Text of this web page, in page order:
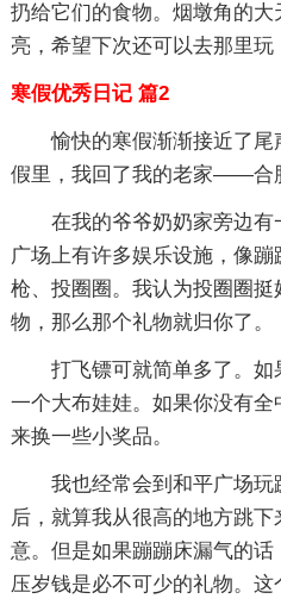
扔给它们的食物。烟墩角的
亮，希望下次还可以去那里玩
寒假优秀日记 篇2
愉快的寒假渐渐接近了
假里，我回了我的老家——合
在我的爷爷奶奶家旁边有
广场上有许多娱乐设施，像
枪、投圈圈。我认为投圈圈
物，那么那个礼物就归你了。
打飞镖可就简单多了。如
一个大布娃娃。如果你没有
来换一些小奖品。
我也经常会到和平广场
后，就算我从很高的地方跳
意。但是如果蹦蹦床漏气的话
压岁钱是必不可少的礼物。